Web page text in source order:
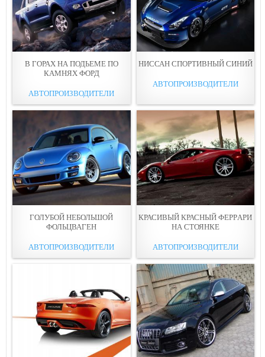
В ГОРАX НА ПОДЬЕМЕ ПО
КАМНЯХ ФОРД
АВТОПРОИЗВОДИТЕЛИ
НИССАН СПOРТИВНЫЙ СИНИЙ
АВТОПРОИЗВОДИТЕЛИ
ГОЛУБOЙ НЕБОЛЬШОЙ
ФОЛЬЦВАГЕН
АВТОПРОИЗВОДИТЕЛИ
КРАСИВЫЙ КРАСНЫЙ ФЕРPАРИ
НА СТОЯНКЕ
АВТОПРОИЗВОДИТЕЛИ